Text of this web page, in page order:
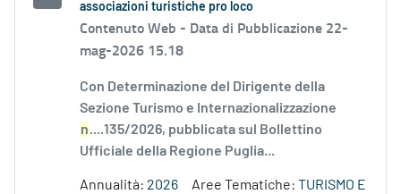
associazioni turistiche pro loco
Contenuto Web - Data di Pubblicazione 22-
mag-2026 15.18
Con Determinazione del Dirigente della
Sezione Turismo e Internazionalizzazione
n....135/2026, pubblicata sul Bollettino
Ufficiale della Regione Puglia...
Annualità: 2026 Aree Tematiche: TURISMO E